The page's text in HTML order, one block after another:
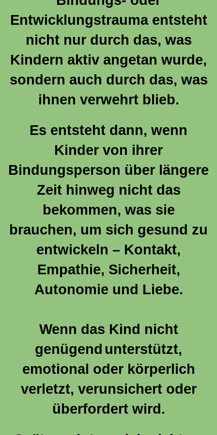
Entwicklungstrauma entsteht
nicht nur durch das, was
Kindern aktiv angetan wurde,
sondern auch durch das, was
ihnen verwehrt blieb.
Es entsteht dann, wenn
Kinder von ihrer
Bindungsperson über längere
Zeit hinweg nicht das
bekommen, was sie
brauchen, um sich gesund zu
entwickeln – Kontakt,
Empathie, Sicherheit,
Autonomie und Liebe.
Wenn das Kind nicht
genügend unterstützt,
emotional oder körperlich
verletzt, verunsichert oder
überfordert wird.